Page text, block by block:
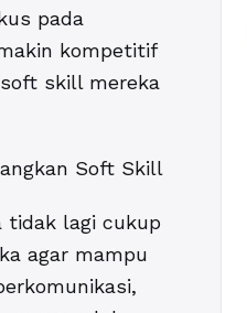
pada
kompetitif
skill mereka
Soft Skill
tidak lagi cukup
agar mampu